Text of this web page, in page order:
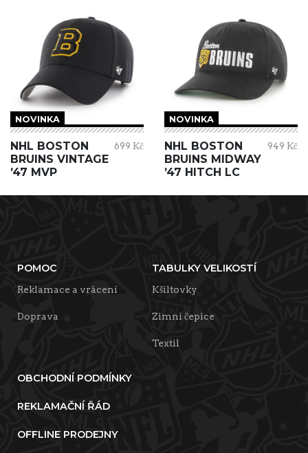
NOVINKA
NHL BOSTON
BRUINS VINTAGE
’47 MVP
699 Kč
NOVINKA
NHL BOSTON
BRUINS MIDWAY
’47 HITCH LC
949 Kč
POMOC
Reklamace a vrácení
Doprava
TABULKY VELIKOSTÍ
Kšiltovky
Zimní čepice
Textil
OBCHODNÍ PODMÍNKY
REKLAMAČNÍ ŘÁD
OFFLINE PRODEJNY